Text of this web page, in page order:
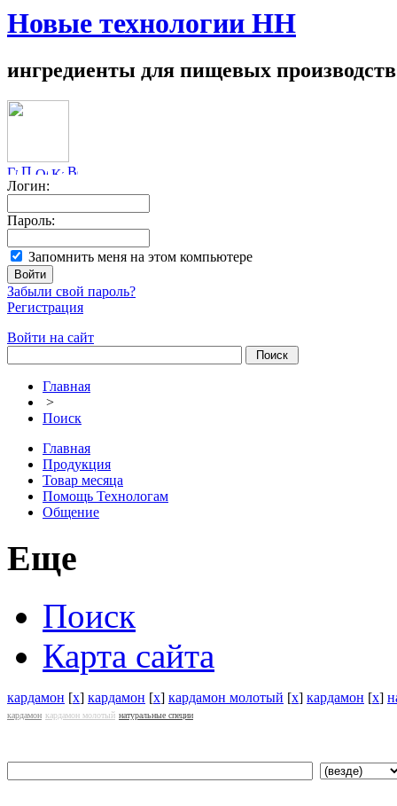
Новые технологии НН
ингредиенты для пищевых производств
Логин:
Пароль:
Запомнить меня на этом компьютере
Забыли свой пароль?
Регистрация
Войти на сайт
Главная
>
Поиск
Главная
Продукция
Товар месяца
Помощь Технологам
Общение
Еще
Поиск
Карта сайта
кардамон [x] кардамон [x] кардамон молотый [x] кардамон [x]
кардамон кардамон молотый натуральные специи